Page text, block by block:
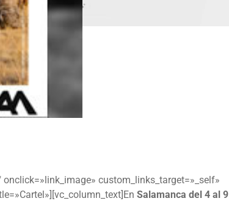
custom_links_target=»_self»
Salamanca del 4 al 9